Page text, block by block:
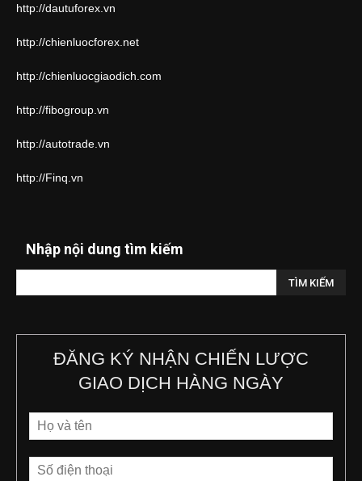
http://dautuforex.vn
http://chienluocforex.net
http://chienluocgiaodich.com
http://fibogroup.vn
http://autotrade.vn
http://Finq.vn
Nhập nội dung tìm kiếm
ĐĂNG KÝ NHẬN CHIẾN LƯỢC
GIAO DỊCH HÀNG NGÀY